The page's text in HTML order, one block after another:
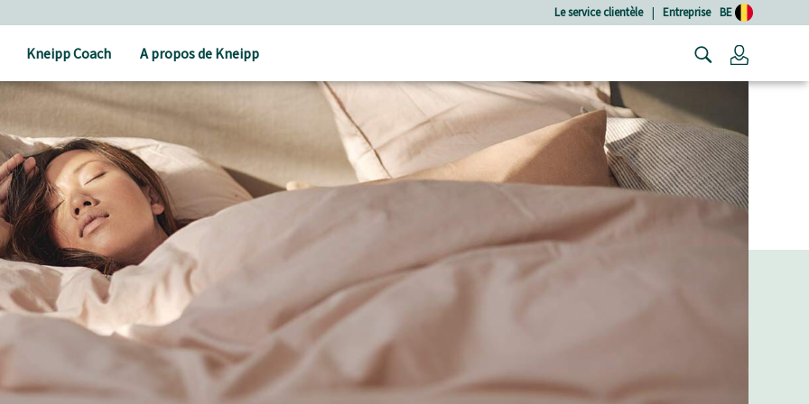
Le service clientèle | Entreprise BE
Kneipp Coach A propos de Kneipp